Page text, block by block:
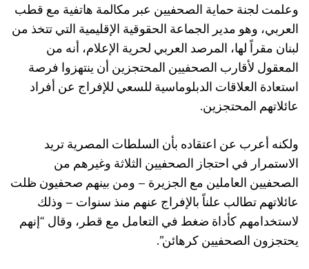
وعلمت لجنة حماية الصحفيين عبر مكالمة هاتفية مع قطب
العربي، وهو مدير الجماعة الحقوقية الإقليمية التي تتخذ من
لبنان مقراً لها، المرصد العربي لحرية الإعلام، أنه من
المعقول لأقارب الصحفيين المحتجزين أن ينتهزوا فرصة
استعادة العلاقات الدبلوماسية للسعي للإفراج عن أفراد
عائلاتهم المحتجزين.
ولكنه أعرب عن اعتقاده بأن السلطات المصرية تريد
الاستمرار في احتجاز الصحفيين الثلاثة وغيرهم من
الصحفيين العاملين مع الجزيرة – ومن بينهم صحفيون ظلت
عائلاتهم تطالب علناً بالإفراج عنهم منذ سنوات – وذلك
لاستخدامهم كأداة ضغط في التعامل مع قطر، وقال “إنهم
يحتجزون الصحفيين كرهائن”.